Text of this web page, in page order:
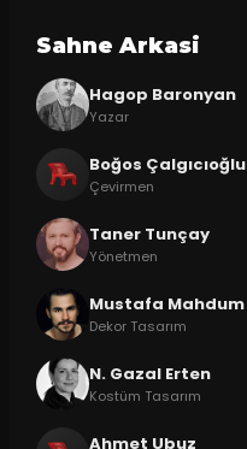
Sahne Arkasi
Hagop Baronyan
Yazar
Boğos Çalgıcıoğlu
Çevirmen
Taner Tunçay
Yönetmen
Mustafa Mahdum
Dekor Tasarım
N. Gazal Erten
Kostüm Tasarım
Ahmet Ubuz